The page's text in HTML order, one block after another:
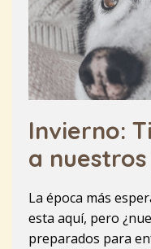
Invierno:
a
La época más
esta aquí, pero
preparados para